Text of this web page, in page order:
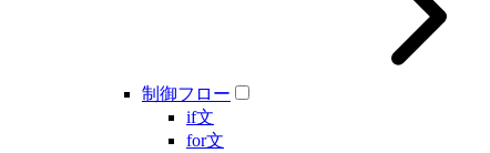
制御フロー
if文
for文